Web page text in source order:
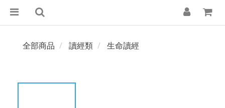
全部商品 讀經類 生命讀經